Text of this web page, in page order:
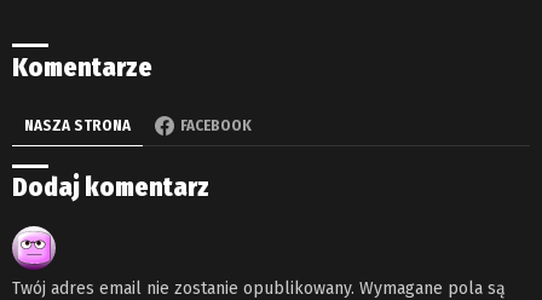
Komentarze
NASZA STRONA FACEBOOK
Dodaj komentarz
Twój adres email nie zostanie opublikowany. Wymagane pola są